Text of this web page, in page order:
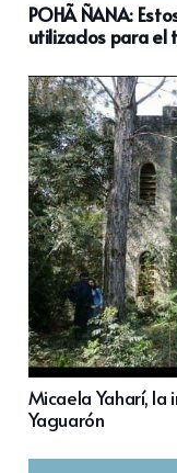
POHÃ ÑANA:
utilizados para el
Micaela Yaharí,
Yaguarón